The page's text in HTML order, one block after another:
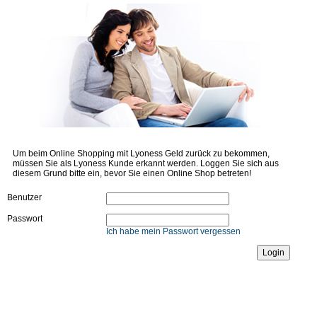
Um beim Online Shopping mit Lyoness Geld zurück zu bekommen,
müssen Sie als Lyoness Kunde erkannt werden. Loggen Sie sich aus
diesem Grund bitte ein, bevor Sie einen Online Shop betreten!
Benutzer
Passwort
Ich habe mein Passwort vergessen